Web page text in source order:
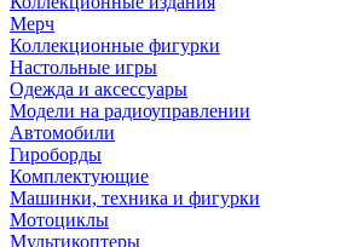
Мерч
Коллекционные фигурки
Настольные игры
Одежда и аксессуары
Модели на радиоуправлении
Автомобили
Гироборды
Комплектующие
Машинки, техника и фигурки
Мотоциклы
Мультикоптеры